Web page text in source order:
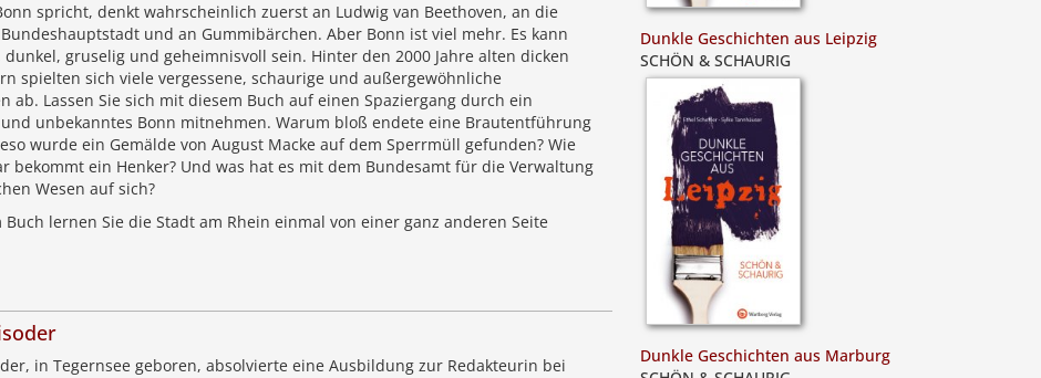
spricht, denkt wahrscheinlich zuerst an Ludwig van Beethoven, an die
und an Gummibärchen. Aber Bonn ist viel mehr. Es kann
gruselig und geheimnisvoll sein. Hinter den 2000 Jahre alten dicken
spielten sich viele vergessene, schaurige und außergewöhnliche
ab. Lassen Sie sich mit diesem Buch auf einen Spaziergang durch ein
unbekanntes Bonn mitnehmen. Warum bloß endete eine Brautentführung
wurde ein Gemälde von August Macke auf dem Sperrmüll gefunden? Wie
bekommt ein Henker? Und was hat es mit dem Bundesamt für die Verwaltung
Wesen auf sich?
Buch lernen Sie die Stadt am Rhein einmal von einer ganz anderen Seite
in Tegernsee geboren, absolvierte eine Ausbildung zur Redakteurin bei
Dunkle Geschichten aus Leipzig
SCHÖN & SCHAURIG
Dunkle Geschichten aus Marburg